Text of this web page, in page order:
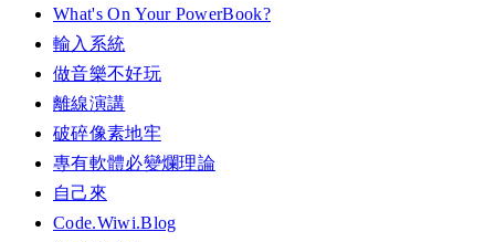
What's On Your PowerBook?
輸入系統
做音樂不好玩
離線演講
破碎像素地牢
專有軟體必變爛理論
自己來
Code.Wiwi.Blog